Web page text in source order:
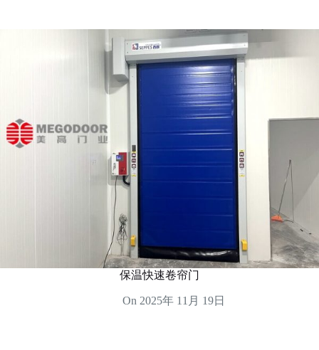
保温快速卷帘门
On 2025年 11月 19日